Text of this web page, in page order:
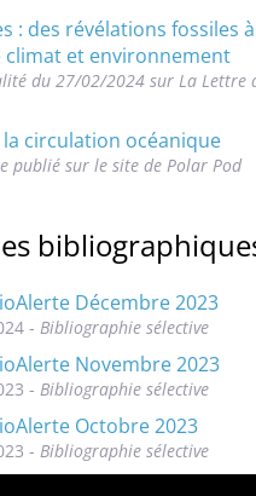
: des révélations fossiles à
climat et environnement
du 27/02/2024 sur La Lettre
la circulation océanique
publié sur le site de Polar Pod
Décembre 2023
- Bibliographie sélective
Novembre 2023
- Bibliographie sélective
Octobre 2023
- Bibliographie sélective